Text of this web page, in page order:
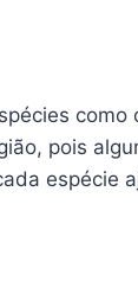
pois
espécie